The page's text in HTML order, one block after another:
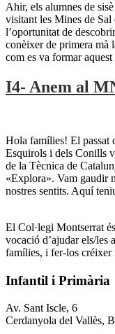
Ahir, els alumnes de
visitant les Mines de
l’oportunitat de
conèixer de primera mà
com es va formar
I4- Anem al
Hola famílies! El passat
Esquirols i dels Conills
de la Tècnica de
«Explora». Vam gaudir
nostres sentits. Aquí
El Col·legi Montserrat
vocació d’ajudar els/les
famílies, i fer-los créixer
Infantil i Primària
Av. Sant Iscle, 6
Cerdanyola del Vallès,